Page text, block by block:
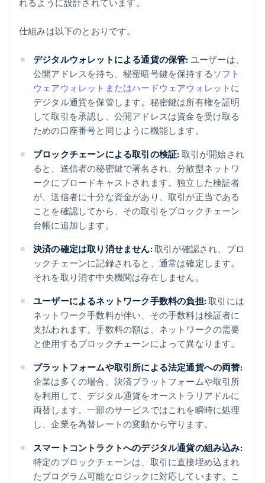
れるように設計されています。
仕組みは以下のとおりです。
デジタルウォレットによる通貨の保管: ユーザーは、
公開アドレスを持ち、秘密暗号鍵を保持する ソフト
ウェアウォレットまたはハードウェアウォレット に
デジタル通貨を保管します。秘密鍵は所有権を証明
して取引を承認し、公開アドレスは資金を受け取る
ための口座番号と同じように機能します。
ブロックチェーンによる取引の検証: 取引が開始され
ると、送信者の秘密鍵で署名され、分散型ネットワ
ークにブロードキャストされます。独立した検証者
が、送信者に十分な資金があり、取引が正当である
ことを確認してから、その取引をブロックチェーン
台帳に追加します。
決済の確定は取り消せません: 取引が確認され、ブロ
ックチェーンに記録されると、通常は確定します。
それを取り消す中央機関は存在しません。
ユーザーによるネットワーク手数料の負担: 取引には
ネットワーク手数料が伴い、その手数料は検証者に
支払われます。手数料の額は、ネットワークの需要
と使用するブロックチェーンによって異なります。
プラットフォームや取引所による法定通貨への両替:
企業は多くの場合、決済プラットフォームや取引所
を利用して、デジタル通貨をオーストラリアドルに
両替します。一部のサービスではこれを瞬時に処理
し、企業を為替レートの変動から守ります。
スマートコントラクトへのデジタル通貨の組み込み:
特定のブロックチェーンは、取引に直接埋め込まれ
たプログラム可能なロジックに対応しています。こ